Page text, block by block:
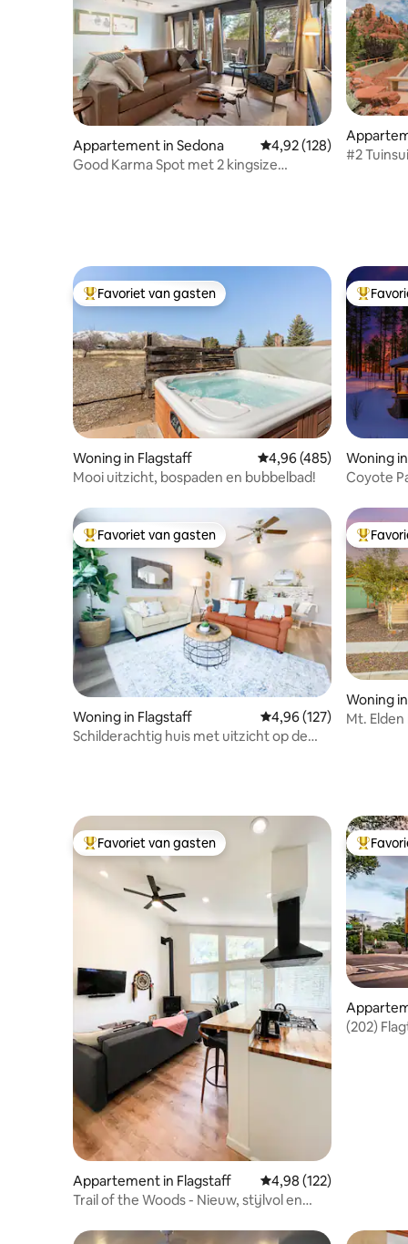
Appartement in Sedona Gemiddelde
4,92 (128)
Good Karma Spot met 2 kingsize
#2
Topfavoriet van gasten
Favoriet van gasten
Woning in Flagstaff Gemiddelde
4,96 (485)
Mooi uitzicht, bospaden en bubbelbad!
Woning
Coyote
Topfavoriet van gasten
Favoriet van gasten
Woning in Flagstaff Gemiddelde
4,96 (127)
Schilderachtig huis met uitzicht op de
Woning
Mt.
Topfavoriet van gasten
Favoriet van gasten
Appartement in Flagstaff Gemiddelde
4,98 (122)
Trail of the Woods - Nieuw, stijlvol en
(202)